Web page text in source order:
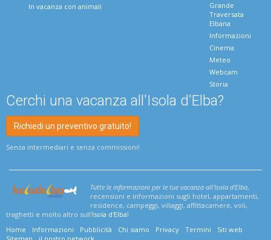
In vacanza con animali
Grande
Traversata
Elbana
Informazioni
Cinema
Meteo
Webcam
Storia
Cerchi una vacanza all'Isola d'Elba?
Richiedi un preventivo gratuito!
Senza intermediari e senza commissioni!
Tutte le informazioni per le tue vacanza all'Isola d'Elba,
recensioni e informazioni sugli hotel, appartamenti,
residence, campeggi, villaggi, affittacamere, voli,
traghetti e molto altro sull'Isola d'Elba!
Home
Informazioni Pubblicità Chi siamo Privacy Termini
Siti web